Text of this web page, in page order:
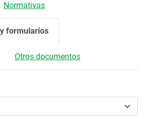
Normativas
formularios
Otros documentos